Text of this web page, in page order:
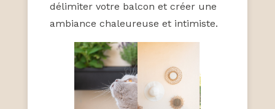
délimiter votre balcon et créer une
ambiance chaleureuse et intimiste.